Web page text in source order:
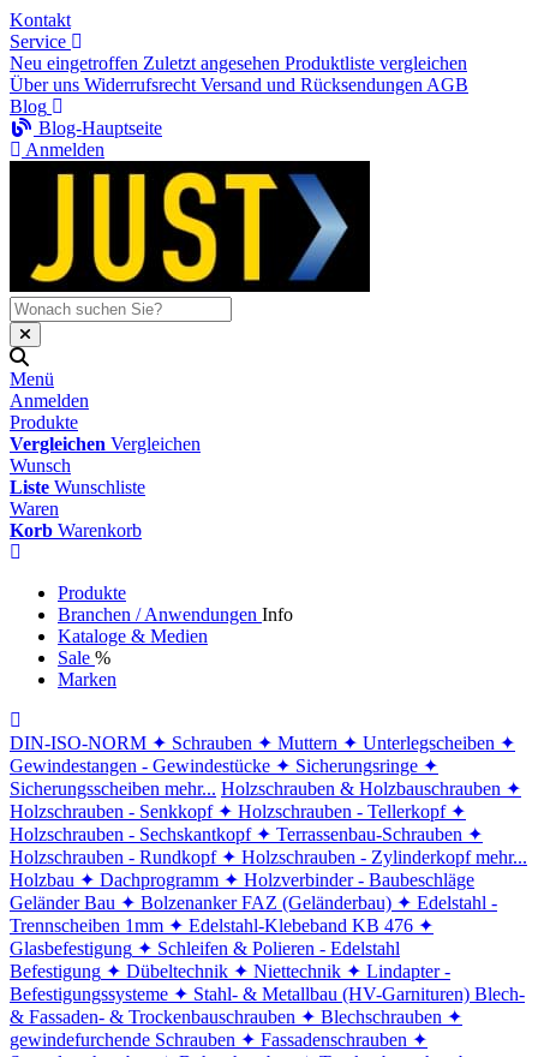
Kontakt
Service
Neu eingetroffen Zuletzt angesehen Produktliste vergleichen
Über uns Widerrufsrecht Versand und Rücksendungen AGB
Blog
Blog-Hauptseite
Anmelden
Menü
Anmelden
Produkte
Vergleichen Vergleichen
Wunsch
Liste Wunschliste
Waren
Korb Warenkorb
Produkte
Branchen / Anwendungen Info
Kataloge & Medien
Sale %
Marken
DIN-ISO-NORM ✦ Schrauben ✦ Muttern ✦ Unterlegscheiben ✦
Gewindestangen - Gewindestücke ✦ Sicherungsringe ✦
Sicherungsscheiben mehr... Holzschrauben & Holzbauschrauben ✦
Holzschrauben - Senkkopf ✦ Holzschrauben - Tellerkopf ✦
Holzschrauben - Sechskantkopf ✦ Terrassenbau-Schrauben ✦
Holzschrauben - Rundkopf ✦ Holzschrauben - Zylinderkopf mehr...
Holzbau ✦ Dachprogramm ✦ Holzverbinder - Baubeschläge
Geländer Bau ✦ Bolzenanker FAZ (Geländerbau) ✦ Edelstahl -
Trennscheiben 1mm ✦ Edelstahl-Klebeband KB 476 ✦
Glasbefestigung ✦ Schleifen & Polieren - Edelstahl
Befestigung ✦ Dübeltechnik ✦ Niettechnik ✦ Lindapter -
Befestigungssysteme ✦ Stahl- & Metallbau (HV-Garnituren) Blech-
& Fassaden- & Trockenbauschrauben ✦ Blechschrauben ✦
gewindefurchende Schrauben ✦ Fassadenschrauben ✦